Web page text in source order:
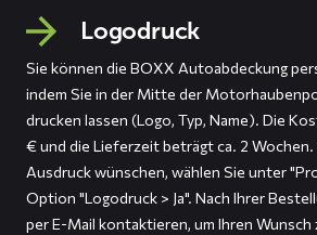
Logodruck
Sie können die BOXX Autoabdeckung
indem Sie in der Mitte der
drucken lassen (Logo, Typ, Name). Die
€ und die Lieferzeit beträgt ca. 2 Wochen.
Ausdruck wünschen, wählen Sie unter
Option "Logodruck > Ja". Nach Ihrer
per E-Mail kontaktieren, um Ihren Wunsch